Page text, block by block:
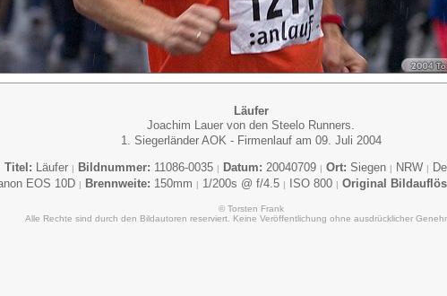
Läufer
Joachim Lauer von den Steelo Runners.
1. Siegerländer AOK - Firmenlauf am 09. Juli 2004
Titel: Läufer | Bildnummer: 11086-0035 | Datum: 20040709 | Ort: Siegen | NRW |
EOS 10D | Brennweite: 150mm | 1/200s @ f/4.5 | ISO 800 | Original
© Torsten Frank
Alle Rechte sind durch den Bildautoren reserviert. Keine Veröffentlichung ohne ausdrücklicher